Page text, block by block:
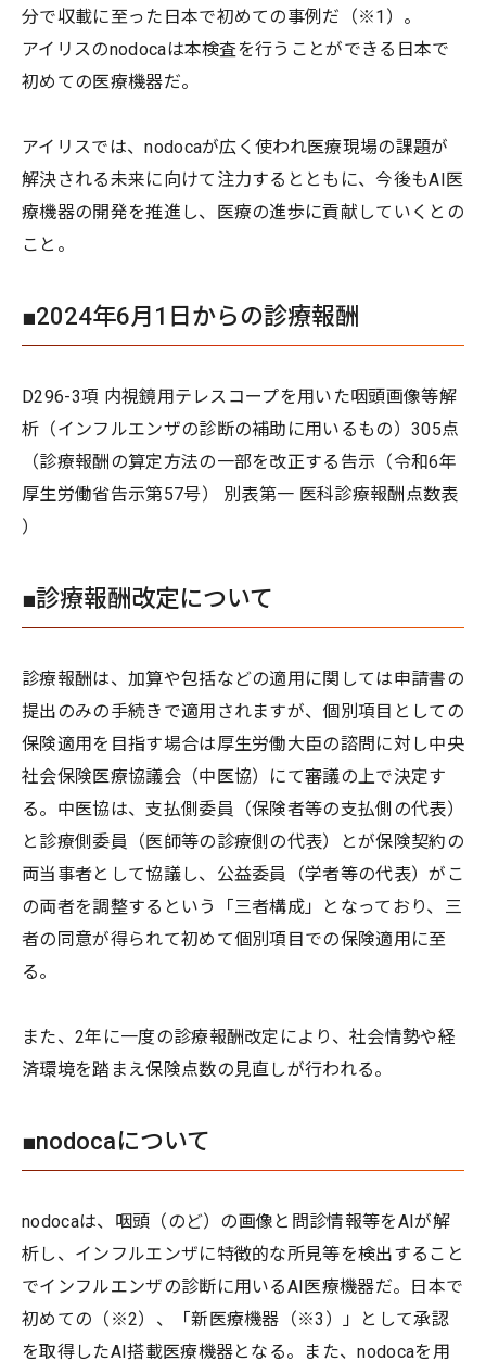
分で収載に至った日本で初めての事例だ（※1）。
アイリスのnodocaは本検査を行うことができる日本で
初めての医療機器だ。
アイリスでは、nodocaが広く使われ医療現場の課題が
解決される未来に向けて注力するとともに、今後もAI医
療機器の開発を推進し、医療の進歩に貢献していくとの
こと。
■2024年6月1日からの診療報酬
D296-3項 内視鏡用テレスコープを用いた咽頭画像等解
析（インフルエンザの診断の補助に用いるもの）305点
（診療報酬の算定方法の一部を改正する告示（令和6年
厚生労働省告示第57号） 別表第一 医科診療報酬点数表
）
■診療報酬改定について
診療報酬は、加算や包括などの適用に関しては申請書の
提出のみの手続きで適用されますが、個別項目としての
保険適用を目指す場合は厚生労働大臣の諮問に対し中央
社会保険医療協議会（中医協）にて審議の上で決定す
る。中医協は、支払側委員（保険者等の支払側の代表）
と診療側委員（医師等の診療側の代表）とが保険契約の
両当事者として協議し、公益委員（学者等の代表）がこ
の両者を調整するという「三者構成」となっており、三
者の同意が得られて初めて個別項目での保険適用に至
る。
また、2年に一度の診療報酬改定により、社会情勢や経
済環境を踏まえ保険点数の見直しが行われる。
■nodocaについて
nodocaは、咽頭（のど）の画像と問診情報等をAIが解
析し、インフルエンザに特徴的な所見等を検出すること
でインフルエンザの診断に用いるAI医療機器だ。日本で
初めての（※2）、「新医療機器（※3）」として承認
を取得したAI搭載医療機器となる。また、nodocaを用